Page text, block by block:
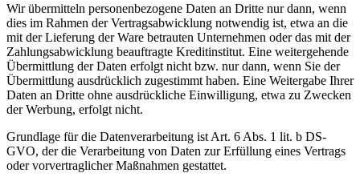
Wir übermitteln personenbezogene Daten an Dritte nur dann, wenn
dies im Rahmen der Vertragsabwicklung notwendig ist, etwa an die
mit der Lieferung der Ware betrauten Unternehmen oder das mit der
Zahlungsabwicklung beauftragte Kreditinstitut. Eine weitergehende
Übermittlung der Daten erfolgt nicht bzw. nur dann, wenn Sie der
Übermittlung ausdrücklich zugestimmt haben. Eine Weitergabe Ihrer
Daten an Dritte ohne ausdrückliche Einwilligung, etwa zu Zwecken
der Werbung, erfolgt nicht.
Grundlage für die Datenverarbeitung ist Art. 6 Abs. 1 lit. b DS-
GVO, der die Verarbeitung von Daten zur Erfüllung eines Vertrags
oder vorvertraglicher Maßnahmen gestattet.